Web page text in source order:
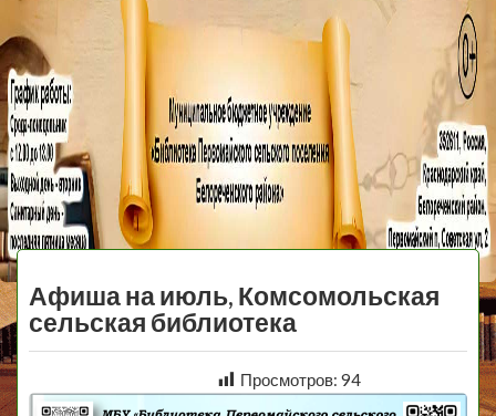
МБУ Библиотека
Первомайского
Сельского
Поселения
Афиша на июль, Комсомольская
сельская библиотека
Просмотров: 94